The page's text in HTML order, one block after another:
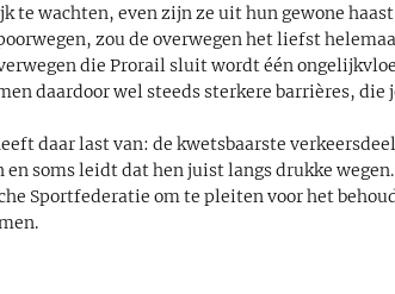
te wachten, even zijn ze uit hun gewone
zou de overwegen het liefst
die Prorail sluit wordt één
daardoor wel steeds sterkere barrières, die
daar last van: de kwetsbaarste
soms leidt dat hen juist langs drukke
Sportfederatie om te pleiten voor het